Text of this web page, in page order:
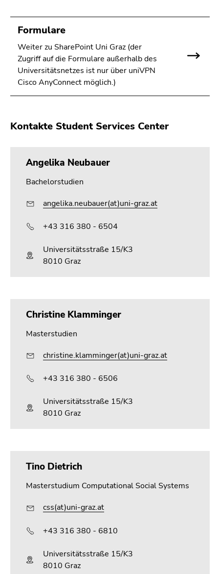
(Benutzer/Sprache)
(Zugriffstaste
8)
Zur
Suche
(Zugriffstaste
9)
Formulare
Weiter zu SharePoint Uni Graz (der
Zugriff auf die Formulare außerhalb des
Universitätsnetzes ist nur über uniVPN
Cisco AnyConnect möglich.)
Kontakte Student Services Center
Angelika Neubauer
Bachelorstudien
angelika.neubauer(at)uni-graz.at
+43 316 380 - 6504
Universitätsstraße 15/K3
8010 Graz
Christine Klamminger
Masterstudien
christine.klamminger(at)uni-graz.at
+43 316 380 - 6506
Universitätsstraße 15/K3
8010 Graz
Tino Dietrich
Masterstudium Computational Social Systems
css(at)uni-graz.at
+43 316 380 - 6810
Universitätsstraße 15/K3
8010 Graz